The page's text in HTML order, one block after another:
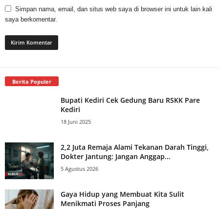
Simpan nama, email, dan situs web saya di browser ini untuk lain kali
saya berkomentar.
Berita Populer
Bupati Kediri Cek Gedung Baru RSKK Pare
Kediri
18 Juni 2025
2,2 Juta Remaja Alami Tekanan Darah Tinggi,
Dokter Jantung: Jangan Anggap...
5 Agustus 2026
Gaya Hidup yang Membuat Kita Sulit
Menikmati Proses Panjang